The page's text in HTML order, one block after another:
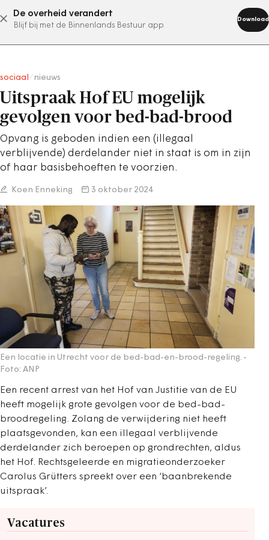
De overheid verandert
Blijf bij met de Binnenlands Bestuur app
Download
abonneer nu
sociaal nieuws
Uitspraak Hof EU mogelijk
gevolgen voor bed-bad-brood
Opvang is geboden indien een (illegaal
verblijvende) derdelander niet in staat is om in zijn
of haar basisbehoeften te voorzien.
Koen Enneking 3 oktober 2024
Een locatie in Utrecht voor de bed-bad-en-brood-regeling. -
Foto: ANP
Een recent arrest van het Hof van Justitie van de EU
heeft mogelijk grote gevolgen voor de bed-bad-
broodregeling. Zolang de verwijdering niet heeft
plaatsgevonden, kan een illegaal verblijvende
derdelander zich beroepen op grondrechten, aldus
het Hof. Rechtsgeleerde en migratieonderzoeker
Carolus Grütters spreekt over een ‘baanbrekende
uitspraak’.
Vacatures